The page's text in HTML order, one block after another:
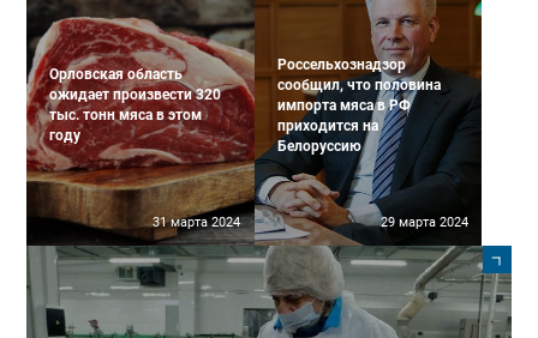
Орловская область
ожидает произвести 320
тыс. тонн мяса в этом
году
31 марта 2024
Россельхознадзор
сообщил, что половина
импорта мяса в РФ
приходится на
Белоруссию
29 марта 2024